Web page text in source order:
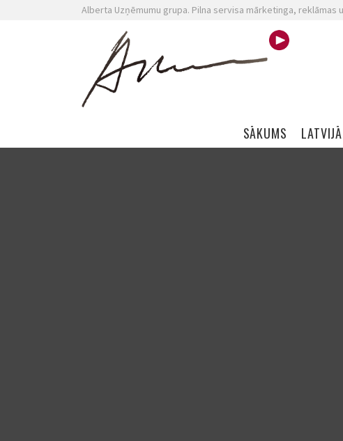
Alberta Uzņēmumu grupa. Pilna servisa mārketinga, reklāmas
Skip navigation
SĀKUMS LATVIJĀ